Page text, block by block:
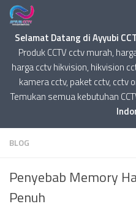
Selamat Datang di Ayyubi
Produk CCTV cctv murah,
harga cctv hikvision, hikvision
kamera cctv, paket cctv, cctv
Temukan semua kebutuhan
BLOG
Penyebab Memory
Penuh